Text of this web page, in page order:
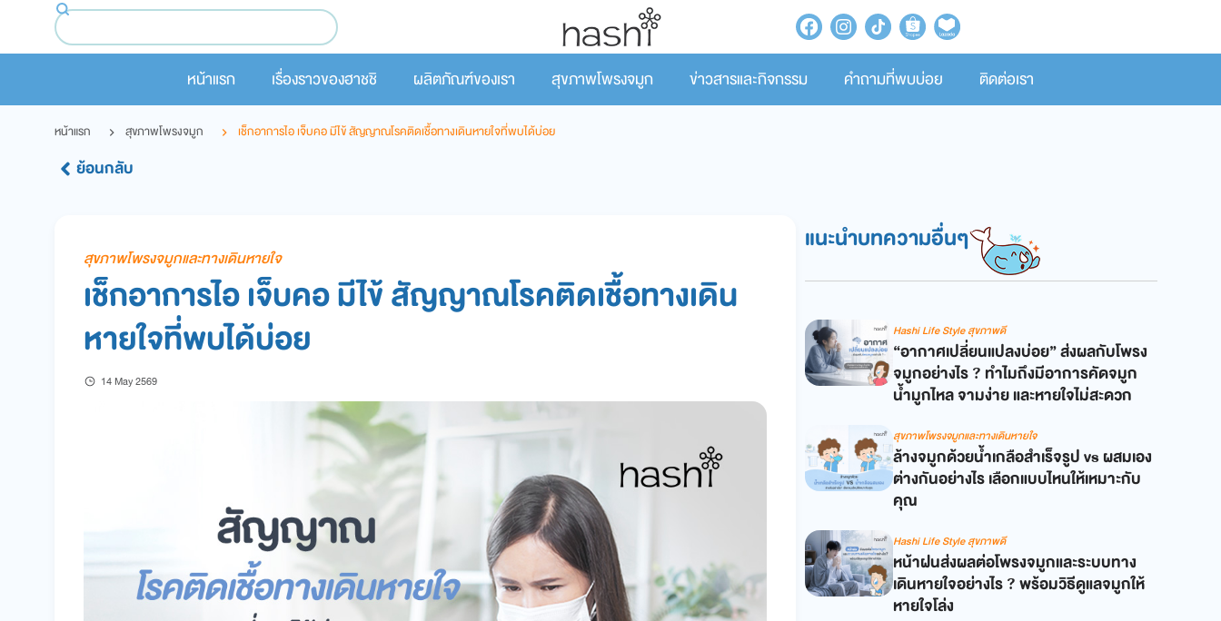
หน้าแรก เรื่องราวของฮาชชิ ผลิตภัณฑ์ของเรา สุขภาพโพรงจมูก ข่าวสารและกิจกรรม คำถามที่พบบ่อย ติดต่อเรา
หน้าแรก สุขภาพโพรงจมูก เช็กอาการไอ เจ็บคอ มีไข้ สัญญาณโรคติดเชื้อทางเดินหายใจที่พบได้บ่อย
ย้อนกลับ
สุขภาพโพรงจมูกและทางเดินหายใจ
เช็กอาการไอ เจ็บคอ มีไข้ สัญญาณโรคติดเชื้อทางเดิน
หายใจที่พบได้บ่อย
14 May 2569
แนะนำบทความอื่นๆ
Hashi Life Style สุขภาพดี
“อากาศเปลี่ยนแปลงบ่อย” ส่งผลกับโพรง
จมูกอย่างไร ? ทำไมถึงมีอาการคัดจมูก
น้ำมูกไหล จามง่าย และหายใจไม่สะดวก
สุขภาพโพรงจมูกและทางเดินหายใจ
ล้างจมูกด้วยน้ำเกลือสำเร็จรูป vs ผสมเอง
ต่างกันอย่างไร เลือกแบบไหนให้เหมาะกับ
คุณ
Hashi Life Style สุขภาพดี
หน้าฝนส่งผลต่อโพรงจมูกและระบบทาง
เดินหายใจอย่างไร ? พร้อมวิธีดูแลจมูกให้
หายใจโล่ง